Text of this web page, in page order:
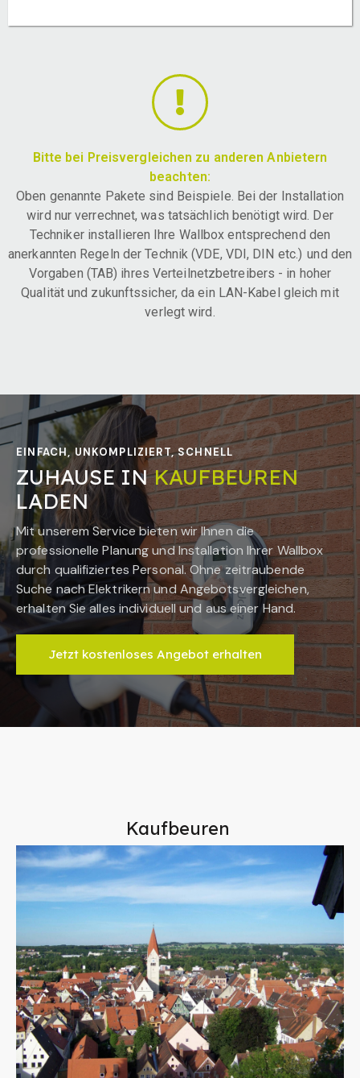
Bitte bei Preisvergleichen zu anderen Anbietern
beachten:
Oben genannte Pakete sind Beispiele. Bei der Installation
wird nur verrechnet, was tatsächlich benötigt wird. Der
Techniker installieren Ihre Wallbox entsprechend den
anerkannten Regeln der Technik (VDE, VDI, DIN etc.) und den
Vorgaben (TAB) ihres Verteilnetzbetreibers - in hoher
Qualität und zukunftssicher, da ein LAN-Kabel gleich mit
verlegt wird.
EINFACH, UNKOMPLIZIERT, SCHNELL
ZUHAUSE INKAUFBEUREN
LADEN
Mit unserem Service bieten wir Ihnen die
professionelle Planung und Installation Ihrer Wallbox
durch qualifiziertes Personal. Ohne zeitraubende
Suche nach Elektrikern und Angebotsvergleichen,
erhalten Sie alles individuell und aus einer Hand.
Jetzt kostenloses Angebot erhalten
Kaufbeuren